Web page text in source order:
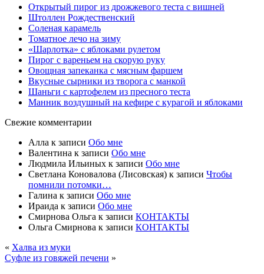
Открытый пирог из дрожжевого теста с вишней
Штоллен Рождественский
Соленая карамель
Томатное лечо на зиму
«Шарлотка» с яблоками рулетом
Пирог с вареньем на скорую руку
Овощная запеканка с мясным фаршем
Вкусные сырники из творога с манкой
Шаньги с картофелем из пресного теста
Манник воздушный на кефире с курагой и яблоками
Свежие комментарии
Алла к записи Обо мне
Валентина к записи Обо мне
Людмила Ильиных к записи Обо мне
Светлана Коновалова (Лисовская) к записи Чтобы
помнили потомки…
Галина к записи Обо мне
Ираида к записи Обо мне
Смирнова Ольга к записи КОНТАКТЫ
Ольга Смирнова к записи КОНТАКТЫ
« Халва из муки
Суфле из говяжей печени »